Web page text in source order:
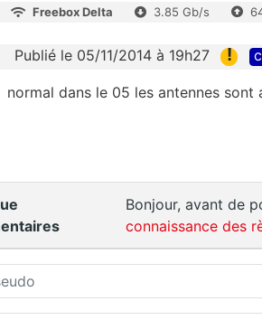
Freebox Delta 3.85 Gb/s
Publié le 05/11/2014 à 19h27 !
normal dans le 05 les antennes sont
Bonjour, avant de
connaissance des